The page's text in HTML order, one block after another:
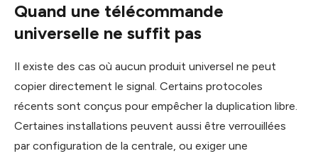
Quand une télécommande
universelle ne suffit pas
Il existe des cas où aucun produit universel ne peut
copier directement le signal. Certains protocoles
récents sont conçus pour empêcher la duplication libre.
Certaines installations peuvent aussi être verrouillées
par configuration de la centrale, ou exiger une